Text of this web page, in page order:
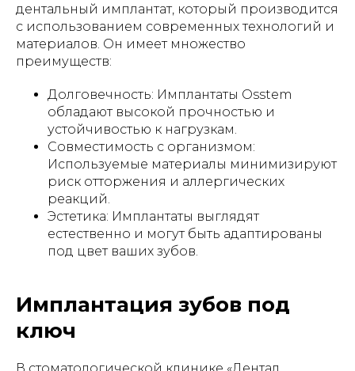
дентальный имплантат, который производится
с использованием современных технологий и
материалов. Он имеет множество
преимуществ:
Долговечность: Имплантаты Osstem
обладают высокой прочностью и
устойчивостью к нагрузкам.
Совместимость с организмом:
Используемые материалы минимизируют
риск отторжения и аллергических
реакций.
Эстетика: Имплантаты выглядят
естественно и могут быть адаптированы
под цвет ваших зубов.
Имплантация зубов под
ключ
В стоматологической клинике «Дентал